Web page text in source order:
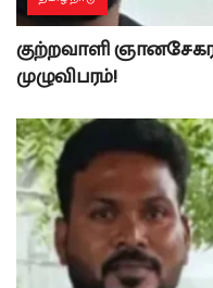
குற்றவாளி
முழுவிபரம்!